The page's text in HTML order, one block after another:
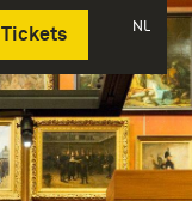
Tickets NL
Deutsch